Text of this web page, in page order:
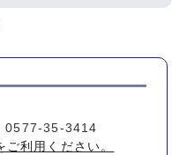
0577-35-3414
利用ください。